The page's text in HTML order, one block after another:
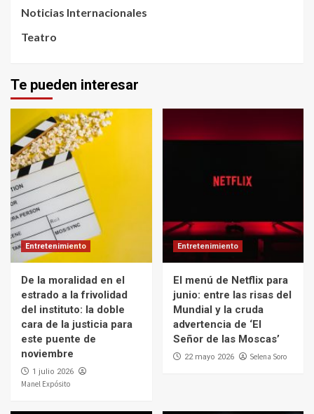
Noticias Internacionales
Teatro
Te pueden interesar
Entretenimiento
De la moralidad en el
estrado a la frivolidad
del instituto: la doble
cara de la justicia para
este puente de
noviembre
1 julio 2026
Manel Expósito
Entretenimiento
El menú de Netflix para
junio: entre las risas del
Mundial y la cruda
advertencia de ‘El
Señor de las Moscas’
22 mayo 2026 Selena Soro